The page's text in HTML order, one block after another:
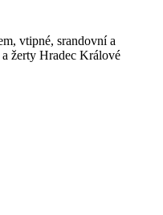
vtipné, srandovní a
žerty Hradec Králové